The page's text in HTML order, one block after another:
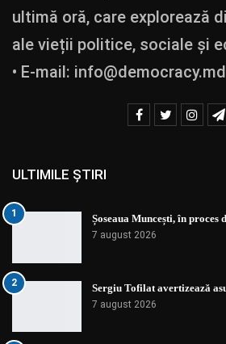
ultimă oră, care explorează
ale vieții politice, sociale și
• E-mail: info@democracy.md
ULTIMILE ȘTIRI
1 Șoseaua Muncești, în
7 august 2026
2 Sergiu Tofilat avertizează
7 august 2026